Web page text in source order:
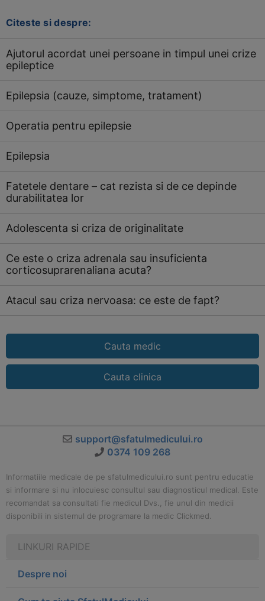
Citeste si despre:
Ajutorul acordat unei persoane in timpul unei crize
epileptice
Epilepsia (cauze, simptome, tratament)
Operatia pentru epilepsie
Epilepsia
Fatetele dentare – cat rezista si de ce depinde
durabilitatea lor
Adolescenta si criza de originalitate
Ce este o criza adrenala sau insuficienta
corticosuprarenaliana acuta?
Atacul sau criza nervoasa: ce este de fapt?
Cauta medic
Cauta clinica
support@sfatulmedicului.ro
0374 109 268
Informatiile medicale de pe sfatulmedicului.ro sunt pentru educatie
si informare si nu inlocuiesc consultul sau diagnosticul medical. Este
recomandat sa consultati fie medicul Dvs., fie unul din medicii
disponibili in sistemul de programare la medic Clickmed.
LINKURI RAPIDE
Despre noi